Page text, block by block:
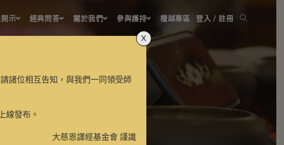
開示 經典問答 關於我們 參與護持 檀越專區 登入 / 註冊
諸位相互告知，與我們一同領受師
線發布。
大慈恩譯經基金會 謹識
X